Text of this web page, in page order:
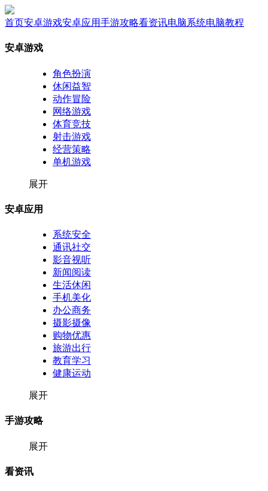
首页安卓游戏安卓应用手游攻略看资讯电脑系统电脑教程
安卓游戏
角色扮演
休闲益智
动作冒险
网络游戏
体育竞技
射击游戏
经营策略
单机游戏
展开
安卓应用
系统安全
通讯社交
影音视听
新闻阅读
生活休闲
手机美化
办公商务
摄影摄像
购物优惠
旅游出行
教育学习
健康运动
展开
手游攻略
展开
看资讯